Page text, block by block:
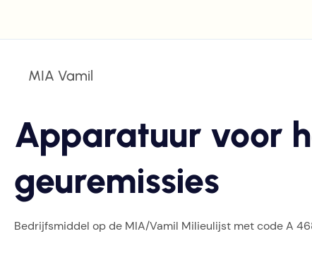
MIA Vamil
Apparatuur voor
geuremissies
Bedrijfsmiddel op de MIA/Vamil Milieulijst met code A